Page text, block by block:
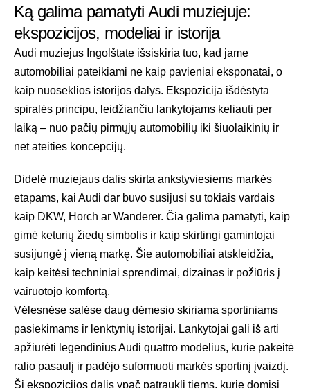
Ką galima pamatyti Audi muziejuje:
ekspozicijos, modeliai ir istorija
Audi muziejus Ingolštate išsiskiria tuo, kad jame
automobiliai pateikiami ne kaip pavieniai eksponatai, o
kaip nuoseklios istorijos dalys. Ekspozicija išdėstyta
spiralės principu, leidžiančiu lankytojams keliauti per
laiką – nuo pačių pirmųjų automobilių iki šiuolaikinių ir
net ateities koncepcijų.
Didelė muziejaus dalis skirta ankstyviesiems markės
etapams, kai Audi dar buvo susijusi su tokiais vardais
kaip DKW, Horch ar Wanderer. Čia galima pamatyti, kaip
gimė keturių žiedų simbolis ir kaip skirtingi gamintojai
susijungė į vieną markę. Šie automobiliai atskleidžia,
kaip keitėsi techniniai sprendimai, dizainas ir požiūris į
vairuotojo komfortą.
Vėlesnėse salėse daug dėmesio skiriama sportiniams
pasiekimams ir lenktynių istorijai. Lankytojai gali iš arti
apžiūrėti legendinius Audi quattro modelius, kurie pakeitė
ralio pasaulį ir padėjo suformuoti markės sportinį įvaizdį.
Ši ekspozicijos dalis ypač patraukli tiems, kurie domisi